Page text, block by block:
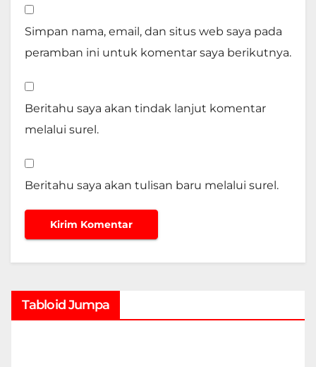
Simpan nama, email, dan situs web saya pada
peramban ini untuk komentar saya berikutnya.
Beritahu saya akan tindak lanjut komentar
melalui surel.
Beritahu saya akan tulisan baru melalui surel.
Tabloid Jumpa